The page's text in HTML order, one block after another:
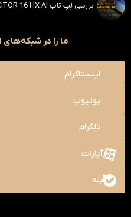
بررسی لپ تاپ MSI VECTOR 16 HX AI | هیولایی در پردازش
ما را در شبکه‌های
اینستاگرام
یوتیوب
تلگرام
آپارات
بله